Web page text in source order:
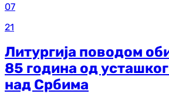
07
21
Литургија поводом
85 година од
над Србима